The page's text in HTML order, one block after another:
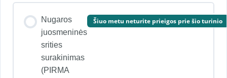
Nugaros
juosmeninės
srities
surakinimas
(PIRMA
Šiuo metu neturite prieigos prie šio turinio